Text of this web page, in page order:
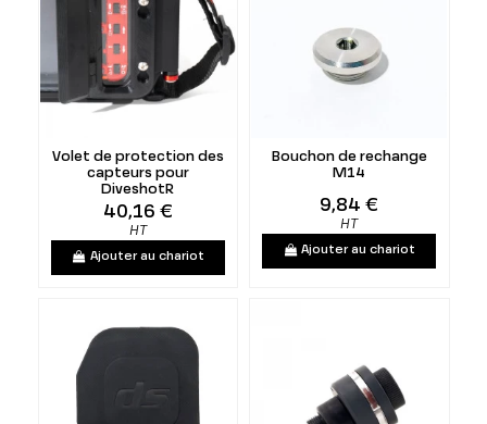
Volet de protection des
capteurs pour
DiveshotR
40,16 €
HT
Ajouter au chariot
Bouchon de rechange
M14
9,84 €
HT
Ajouter au chariot